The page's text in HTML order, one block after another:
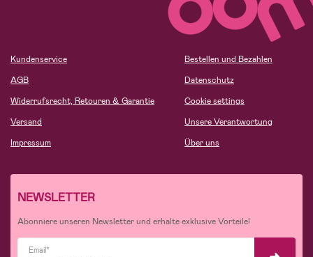
Kundenservice
AGB
Widerrufsrecht, Retouren & Garantie
Versand
Impressum
Bestellen und Bezahlen
Datenschutz
Cookie settings
Unsere Verantwortung
Über uns
NEWSLETTER
Abonniere unseren Newsletter und erhalte exklusive Vorteile!
Email*